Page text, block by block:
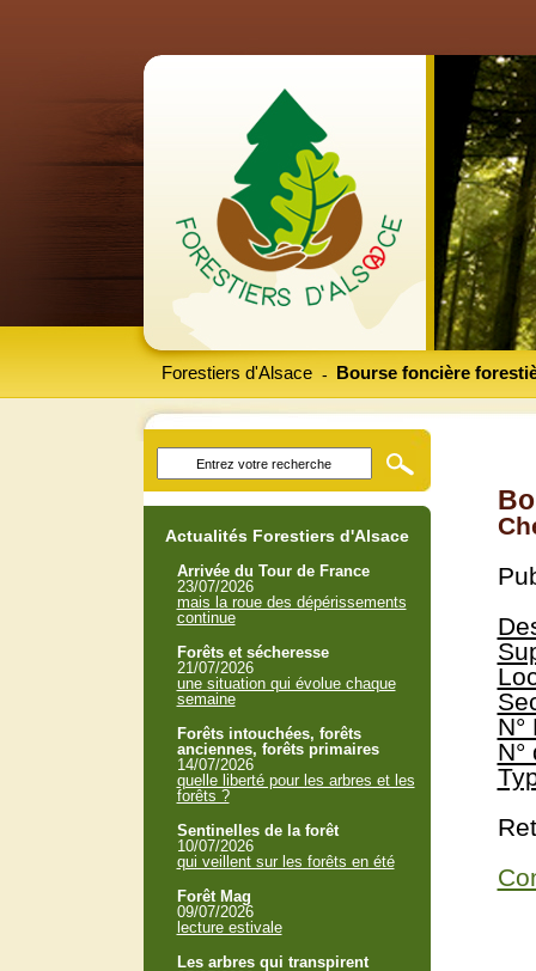
Forestiers d'Alsace Bourse foncière
-
N°
N°
Actualités Forestiers d'Alsace
Arrivée du Tour de France
23/07/2026
mais la roue des dépérissements
continue
Forêts et sécheresse
21/07/2026
une situation qui évolue chaque
semaine
Forêts intouchées, forêts
anciennes, forêts primaires
14/07/2026
quelle liberté pour les arbres et les
forêts ?
Sentinelles de la forêt
10/07/2026
qui veillent sur les forêts en été
Forêt Mag
09/07/2026
lecture estivale
Les arbres qui transpirent